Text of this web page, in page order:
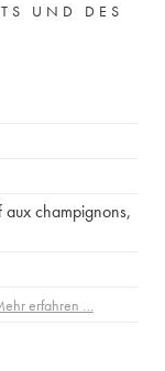
UND DES
aux champignons,
erfahren …